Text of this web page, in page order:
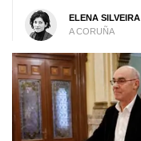
ELENA SILVEIRA
A CORUÑA